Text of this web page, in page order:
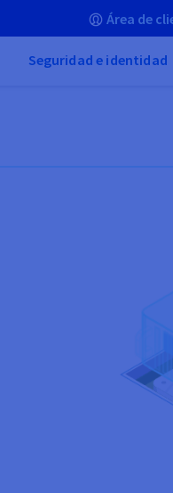
Área de
Seguridad e identidad